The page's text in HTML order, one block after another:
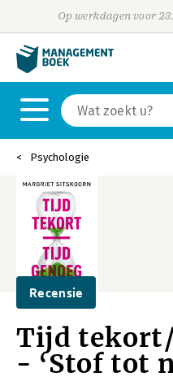
Op werkdagen voor
Psychologie
Recensie
Tijd
- ‘Stof tot